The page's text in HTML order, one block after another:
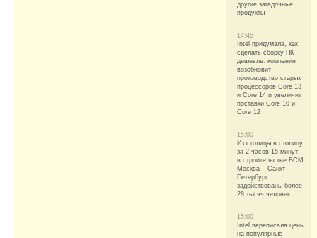
другие загадочные
продукты
14:45
Intel придумала, как
сделать сборку ПК
дешевле: компания
возобновит
производство старых
процессоров Core 13
и Core 14 и увеличит
поставки Core 10 и
Core 12
15:00
Из столицы в столицу
за 2 часов 15 минут:
в строительстве ВСМ
Москва – Санкт-
Петербург
задействованы более
28 тысяч человек
15:00
Intel переписала цены
на популярные